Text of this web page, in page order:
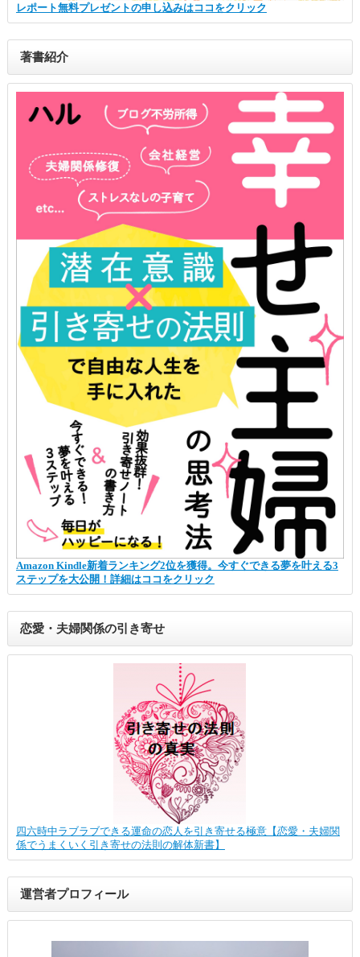
レポート無料プレゼントの申し込みはココをクリック
著書紹介
Amazon Kindle新着ランキング2位を獲得。今すぐできる夢を叶える3
ステップを大公開！詳細はココをクリック
恋愛・夫婦関係の引き寄せ
四六時中ラブラブできる運命の恋人を引き寄せる極意【恋愛・夫婦関
係でうまくいく引き寄せの法則の解体新書】
運営者プロフィール